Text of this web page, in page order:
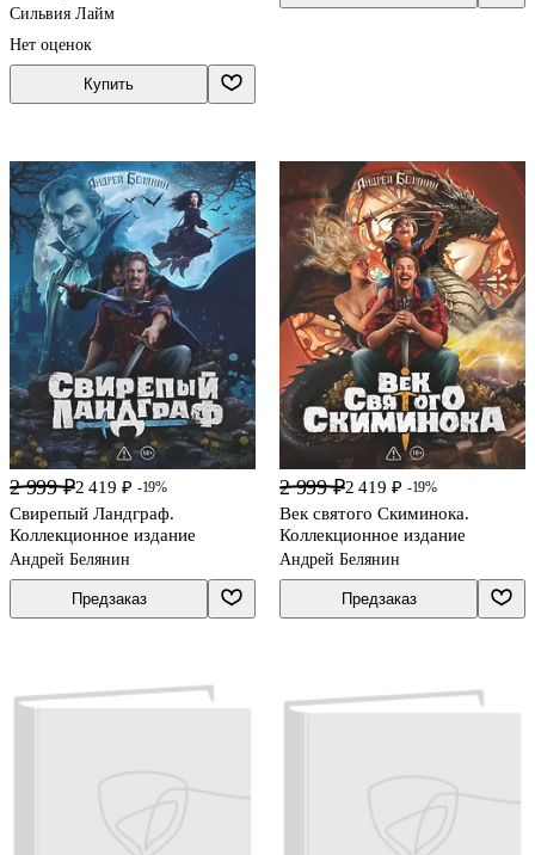
Сильвия Лайм
Нет оценок
Купить
2 999 ₽2 419 ₽ -19%
Свирепый Ландграф.
Коллекционное издание
Андрей Белянин
Предзаказ
2 999 ₽2 419 ₽ -19%
Век святого Скиминока.
Коллекционное издание
Андрей Белянин
Предзаказ